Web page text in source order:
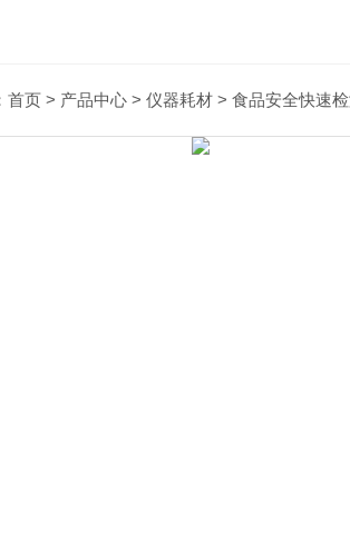
首页 > 产品中心 > 仪器耗材 > 食品安全快速